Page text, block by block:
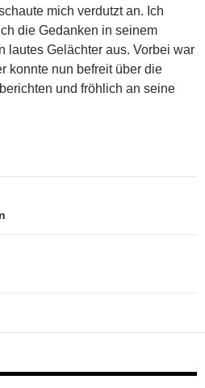
mich verdutzt an. Ich
die Gedanken in seinem
lautes Gelächter aus. Vorbei war
konnte nun befreit über die
und fröhlich an seine